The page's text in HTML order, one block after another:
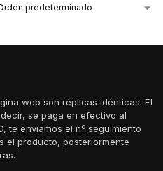
web son réplicas idénticas. El
se paga en efectivo al
te enviamos el nº seguimiento
el producto, posteriormente